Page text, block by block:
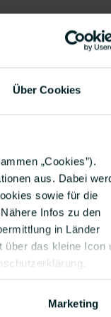
Über Cookies
„Cookies”).
aus. Dabei
sowie für die
Infos zu den
in Länder
über das kleine Icon
Marketing
Ihr auch,
eine Art